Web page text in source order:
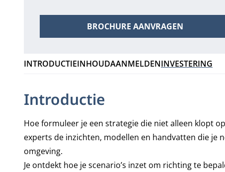
BROCHURE AANVRAGEN
INTRODUCTIEINHOUDAANMELDENINVESTERING
Introductie
Hoe formuleer je een strategie die niet alleen klopt
experts de inzichten, modellen en handvatten die je
omgeving.
Je ontdekt hoe je scenario’s inzet om richting te